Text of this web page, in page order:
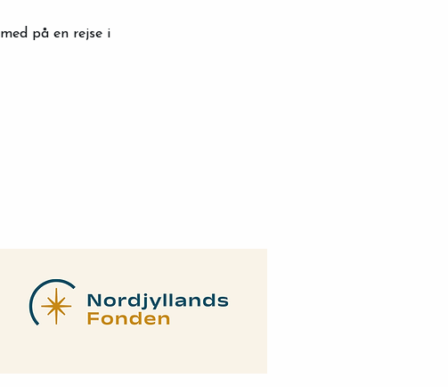
på en rejse i